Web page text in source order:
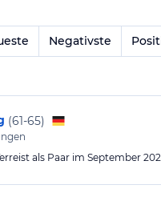
Negativste
(61-65)
als Paar im September